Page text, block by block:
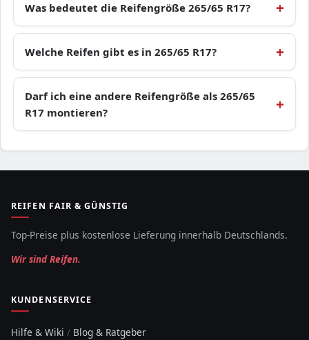
Was bedeutet die Reifengröße 265/65 R17?
Welche Reifen gibt es in 265/65 R17?
Darf ich eine andere Reifengröße als 265/65
R17 montieren?
REIFEN FAIR & GÜNSTIG
Top-Preise plus kostenlose Lieferung innerhalb Deutschlands.
Wir sind Reifen.
KUNDENSERVICE
Hilfe & Wiki / Blog & Ratgeber